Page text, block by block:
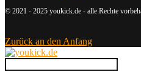
© 2021 - 2025 youkick.de - alle Rechte
Zurück an den Anfang